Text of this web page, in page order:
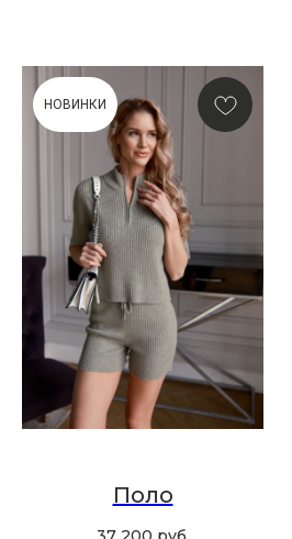
НОВИНКИ
Поло
ПОДАРОЧНАЯ КАРТА
Что может быть лучше подарка,
сделанного с любовью, теплом
и рассчитанного на долгие годы?
КУПИТЬ КАРТУ